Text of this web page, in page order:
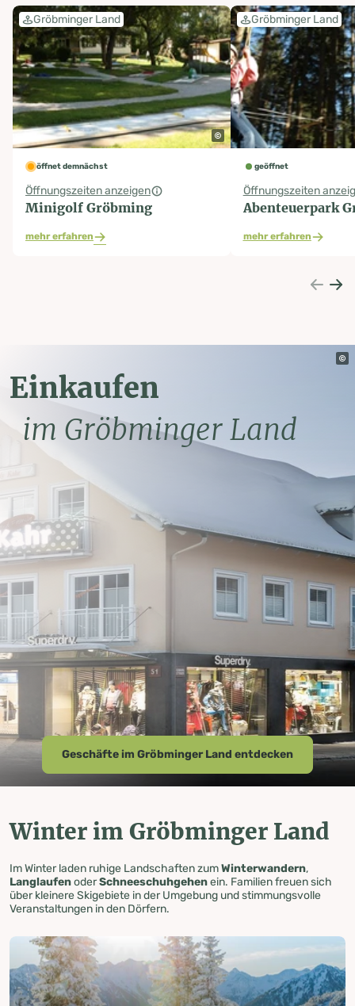
Gröbminger Land
öffnet demnächst
Öffnungszeiten anzeigen
Minigolf Gröbming
mehr erfahren
Gröbminger Land
geöffnet
Öffnungszeiten
Abenteuerpark
mehr erfahren
Einkaufen
im Gröbminger Land
Geschäfte im Gröbminger Land entdecken
Winter im Gröbminger Land
Im Winter laden ruhige Landschaften zumWinterwandern,
LanglaufenoderSchneeschuhgehenein. Familien freuen sich
über kleinere Skigebiete in der Umgebung und stimmungsvolle
Veranstaltungen in den Dörfern.